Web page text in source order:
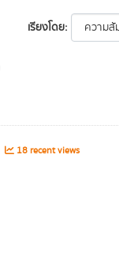
เรียงโดย
18 recent views